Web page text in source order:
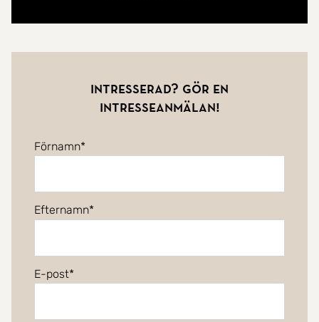
Intresserad? Gör en
intresseanmälan!
Förnamn
Efternamn
E-post